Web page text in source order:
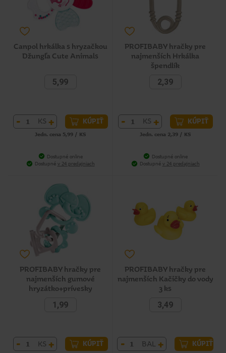
Canpol hrkálka s hryzačkou
Džungľa Cute Animals
5,99
- KS + KÚPIŤ
Jedn. cena 5,99 / KS
Dostupné online
Dostupné v 24 predajniach
PROFIBABY hračky pre
najmenších Hrkálka
špendlík
2,39
- KS + KÚPIŤ
Jedn. cena 2,39 / KS
Dostupné online
Dostupné v 24 predajniach
PROFIBABY hračky pre
najmenších gumové
hryzátko+prívesky
1,99
- KS + KÚPIŤ
PROFIBABY hračky pre
najmenších Kačičky do vody
3 ks
3,49
- BAL + KÚPIŤ